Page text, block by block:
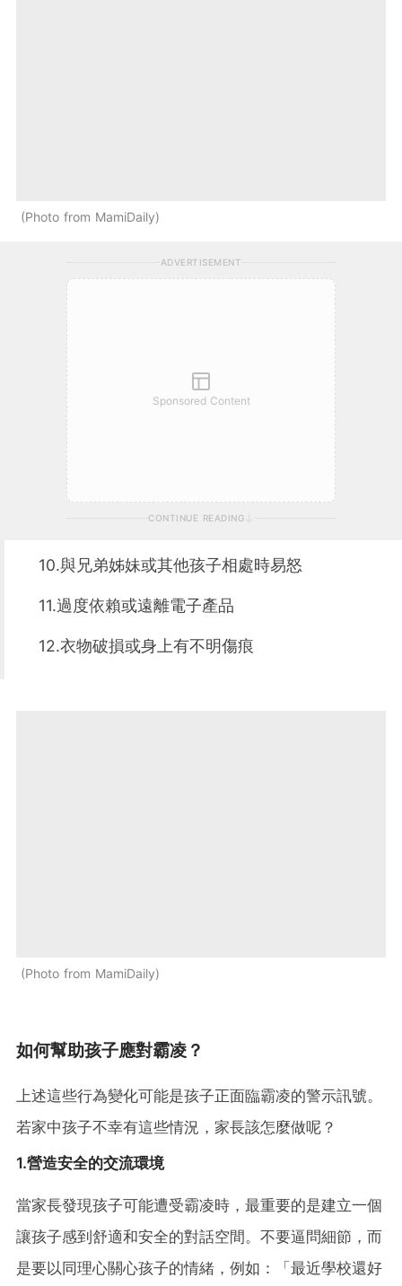
Photo from MamiDaily
ADVERTISEMENT
Sponsored Content
CONTINUE READING
10.與兄弟姊妹或其他孩子相處時易怒
11.過度依賴或遠離電子產品
12.衣物破損或身上有不明傷痕
Photo from MamiDaily
如何幫助孩子應對霸凌？
上述這些行為變化可能是孩子正面臨霸凌的警示訊號。
若家中孩子不幸有這些情況，家長該怎麼做呢？
1.營造安全的交流環境
當家長發現孩子可能遭受霸凌時，最重要的是建立一個
讓孩子感到舒適和安全的對話空間。不要逼問細節，而
是要以同理心關心孩子的情緒，例如：「最近學校還好